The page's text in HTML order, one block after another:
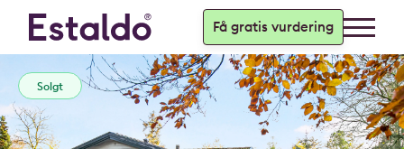
Få gratis vurdering
Solgt